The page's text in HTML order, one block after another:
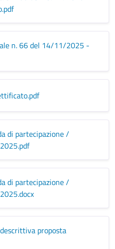
.pdf
n. 66 del 14/11/2025 -
.pdf
di partecipazione /
.pdf
di partecipazione /
.docx
proposta